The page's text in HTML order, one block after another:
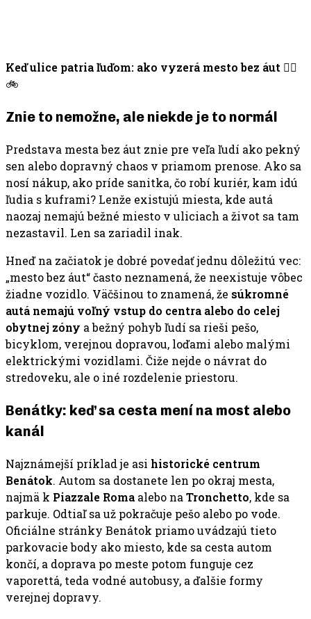
Keď ulice patria ľuďom: ako vyzerá mesto bez áut 🚶‍♀️
🚲
Znie to nemožne, ale niekde je to normál
Predstava mesta bez áut znie pre veľa ľudí ako pekný
sen alebo dopravný chaos v priamom prenose. Ako sa
nosí nákup, ako príde sanitka, čo robí kuriér, kam idú
ľudia s kuframi? Lenže existujú miesta, kde autá
naozaj nemajú bežné miesto v uliciach a život sa tam
nezastavil. Len sa zariadil inak.
Hneď na začiatok je dobré povedať jednu dôležitú vec:
„mesto bez áut“ často neznamená, že neexistuje vôbec
žiadne vozidlo. Väčšinou to znamená, že súkromné
autá nemajú voľný vstup do centra alebo do celej
obytnej zóny a bežný pohyb ľudí sa rieši pešo,
bicyklom, verejnou dopravou, loďami alebo malými
elektrickými vozidlami. Čiže nejde o návrat do
stredoveku, ale o iné rozdelenie priestoru.
Benátky: keď sa cesta mení na most alebo
kanál
Najznámejší príklad je asi historické centrum
Benátok. Autom sa dostanete len po okraj mesta,
najmä k Piazzale Roma alebo na Tronchetto, kde sa
parkuje. Odtiaľ sa už pokračuje pešo alebo po vode.
Oficiálne stránky Benátok priamo uvádzajú tieto
parkovacie body ako miesto, kde sa cesta autom
končí, a doprava po meste potom funguje cez
vaporettá, teda vodné autobusy, a ďalšie formy
verejnej dopravy.